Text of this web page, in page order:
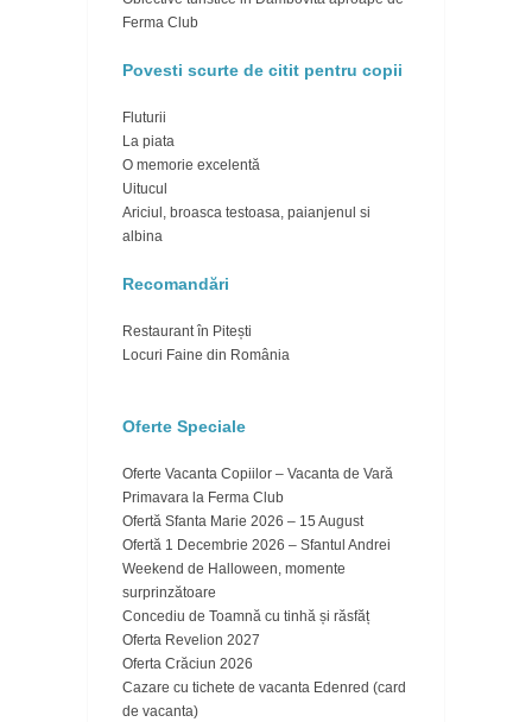
Ferma Club
Povesti scurte de citit pentru copii
Fluturii
La piata
O memorie excelentă
Uitucul
Ariciul, broasca testoasa, paianjenul si
albina
Recomandări
Restaurant în Pitești
Locuri Faine din România
Oferte Speciale
Oferte Vacanta Copiilor – Vacanta de Vară
Primavara la Ferma Club
Ofertă Sfanta Marie 2026 – 15 August
Ofertă 1 Decembrie 2026 – Sfantul Andrei
Weekend de Halloween, momente
surprinzătoare
Concediu de Toamnă cu tinhă și răsfăț
Oferta Revelion 2027
Oferta Crăciun 2026
Cazare cu tichete de vacanta Edenred (card
de vacanta)